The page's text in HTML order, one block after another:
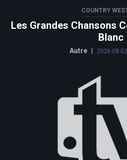
COUNTRY
Les Grandes Chansons
Blanc
Autre 2026-08-